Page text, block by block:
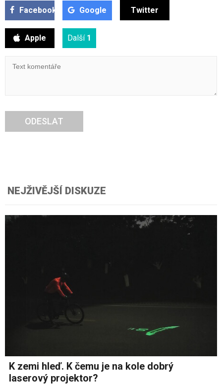
Facebook Google Twitter
Apple Další 1
ODESLAT
NEJŽIVĚJŠÍ DISKUZE
K zemi hleď. K čemu je na kole dobrý
laserový projektor?